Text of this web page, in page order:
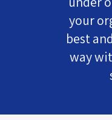
your
best
way